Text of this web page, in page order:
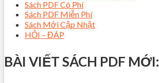
Sách PDF Có Phí
Sách PDF Miễn Phí
Sách Mới Cập Nhật
HỎI – ĐÁP
BÀI VIẾT SÁCH PDF MỚI: